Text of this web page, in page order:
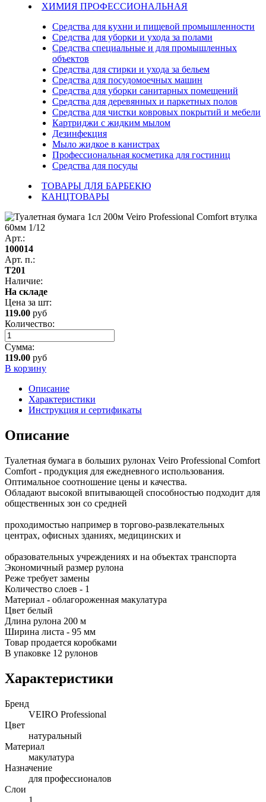
ХИМИЯ ПРОФЕССИОНАЛЬНАЯ
Средства для кухни и пищевой промышленности
Средства для уборки и ухода за полами
Средства специальные и для промышленных
объектов
Средства для стирки и ухода за бельем
Средства для посудомоечных машин
Средства для уборки санитарных помещений
Средства для деревянных и паркетных полов
Средства для чистки ковровых покрытий и мебели
Картриджи с жидким мылом
Дезинфекция
Мыло жидкое в канистрах
Профессиональная косметика для гостиниц
Средства для посуды
ТОВАРЫ ДЛЯ БАРБЕКЮ
КАНЦТОВАРЫ
Арт.:
100014
Арт. п.:
Т201
Наличие:
На складе
Цена за шт:
119.00 руб
Количество:
Сумма:
119.00 руб
В корзину
Описание
Характеристики
Инструкция и сертификаты
Описание
Туалетная бумага в больших рулонах Veiro Professional Comfort
Comfort - продукция для ежедневного использования.
Оптимальное соотношение цены и качества.
Обладают высокой впитывающей способностью подходит для
общественных зон со средней
проходимостью например в торгово-развлекательных
центрах, офисных зданиях, медицинских и
образовательных учреждениях и на объектах транспорта
Экономичный размер рулона
Реже требует замены
Количество слоев - 1
Материал - облагороженная макулатура
Цвет белый
Длина рулона 200 м
Ширина листа - 95 мм
Товар продается коробками
В упаковке 12 рулонов
Характеристики
Бренд
VEIRO Professional
Цвет
натуральный
Материал
макулатура
Назначение
для профессионалов
Слои
1